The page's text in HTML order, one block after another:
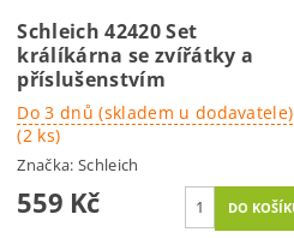
Schleich 42420 Set
králíkárna se zvířátky a
příslušenstvím
Do 3 dnů (skladem u dodavatele)
(2 ks)
Značka:Schleich
559 Kč